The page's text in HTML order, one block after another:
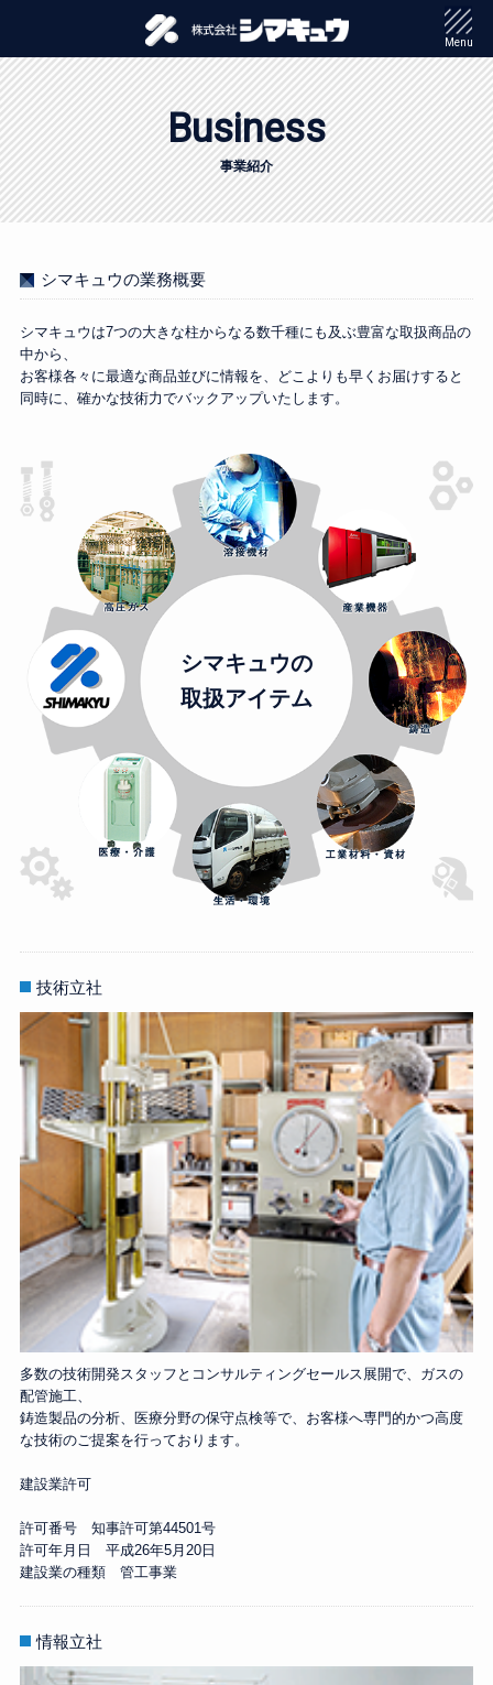
Menu
Business
事業紹介
シマキュウの業務概要
シマキュウは7つの大きな柱からなる数千種にも及ぶ豊富な取扱商品の
中から、
お客様各々に最適な商品並びに情報を、どこよりも早くお届けすると
同時に、確かな技術力でバックアップいたします。
シマキュウの
取扱アイテム
技術立社
多数の技術開発スタッフとコンサルティングセールス展開で、ガスの
配管施工、
鋳造製品の分析、医療分野の保守点検等で、お客様へ専門的かつ高度
な技術のご提案を行っております。
建設業許可
許可番号 知事許可第44501号
許可年月日 平成26年5月20日
建設業の種類 管工事業
情報立社